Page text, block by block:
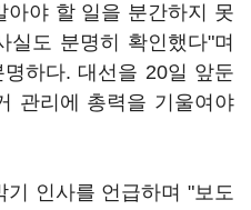
야 할 일을 분간하지 못
실도 분명히 확인했다"며
하다. 대선을 20일 앞둔
관리에 총력을 기울여야
기 인사를 언급하며 "보도